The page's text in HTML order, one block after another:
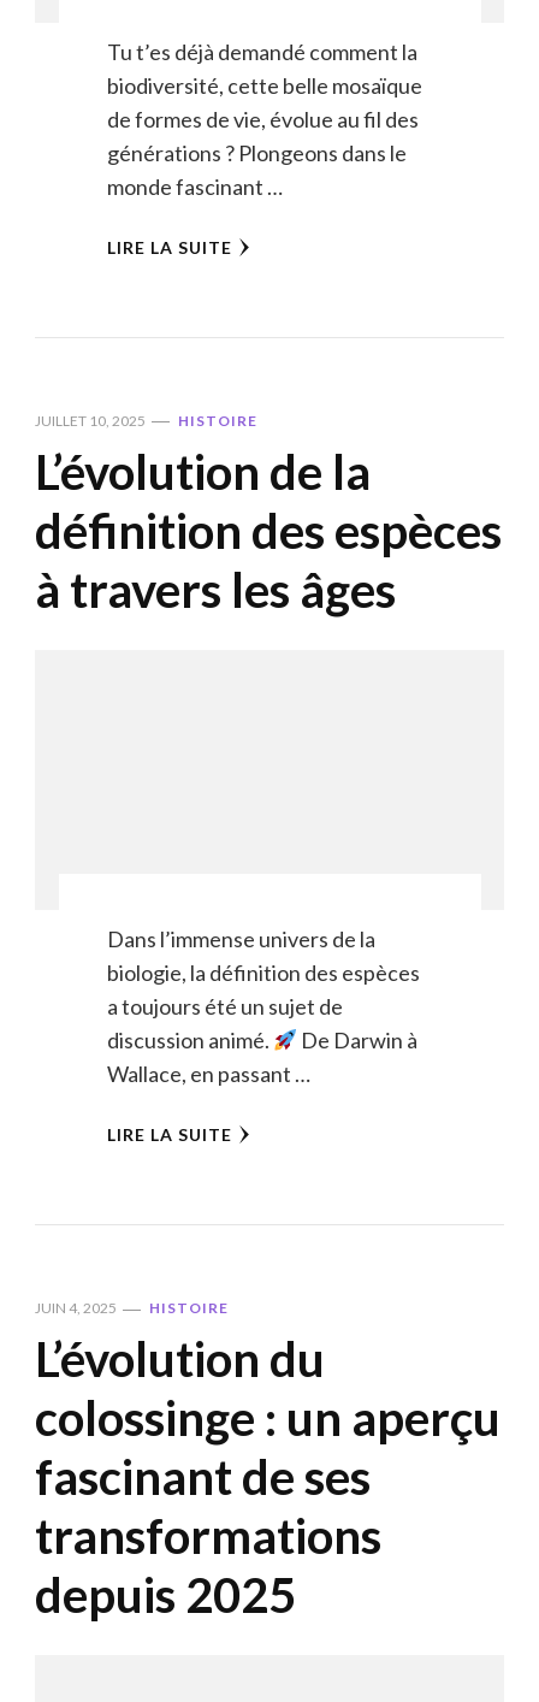
Tu t’es déjà demandé comment la
biodiversité, cette belle mosaïque
de formes de vie, évolue au fil des
générations ? Plongeons dans le
monde fascinant …
LIRE LA SUITE
JUILLET 10, 2025 HISTOIRE
L’évolution de la
définition des espèces
à travers les âges
Dans l’immense univers de la
biologie, la définition des espèces
a toujours été un sujet de
discussion animé.
De Darwin à
Wallace, en passant …
LIRE LA SUITE
JUIN 4, 2025 HISTOIRE
L’évolution du
colossinge : un aperçu
fascinant de ses
transformations
depuis 2025